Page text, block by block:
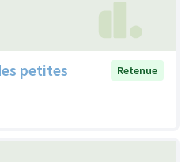
petites
Retenue